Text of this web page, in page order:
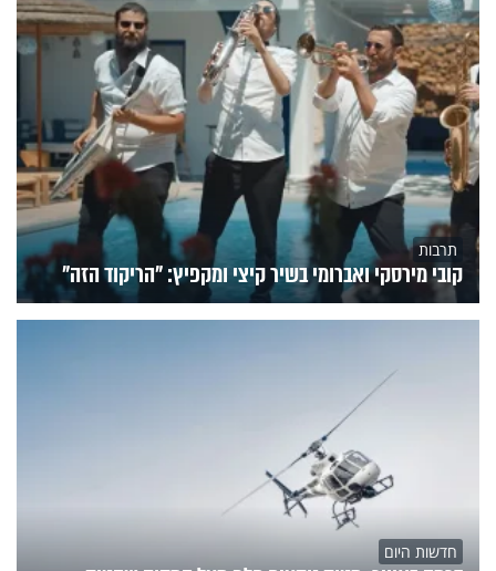
תרבות
קובי מירסקי ואברומי בשיר קיצי ומקפיץ: "הריקוד הזה"
חדשות היום